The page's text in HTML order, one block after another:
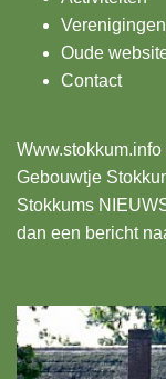
Oude
Contact
Www.stokkum.info
Gebouwtje
Stokkums
dan een bericht